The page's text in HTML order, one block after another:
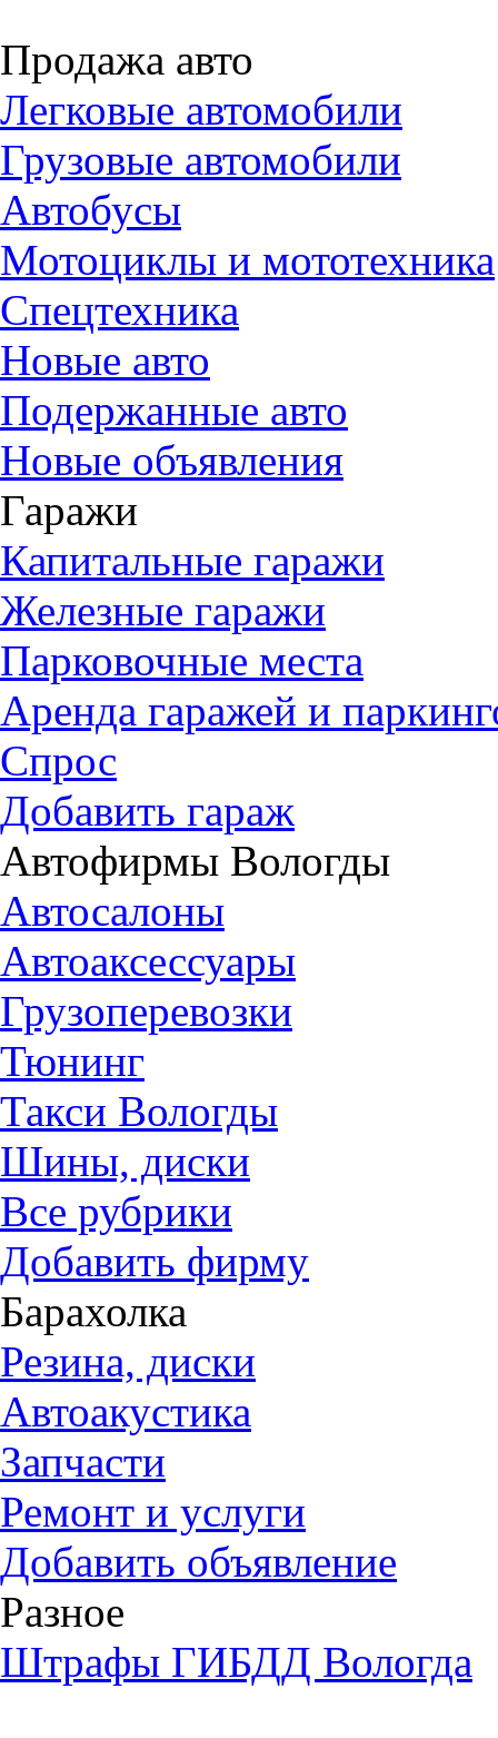
Продажа авто
Легковые автомобили
Грузовые автомобили
Автобусы
Мотоциклы и мототехника
Спецтехника
Новые авто
Подержанные авто
Новые объявления
Гаражи
Капитальные гаражи
Железные гаражи
Парковочные места
Аренда гаражей и
Спрос
Добавить гараж
Автофирмы Вологды
Автосалоны
Автоаксессуары
Грузоперевозки
Тюнинг
Такси Вологды
Шины, диски
Все рубрики
Добавить фирму
Барахолка
Резина, диски
Автоакустика
Запчасти
Ремонт и услуги
Добавить объявление
Разное
Штрафы ГИБДД Вологда